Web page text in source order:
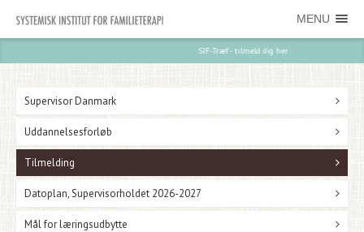
MENU
SIF-Træf - tilmeld dig her
Supervisor Danmark
Uddannelsesforløb
Tilmelding
Datoplan, Supervisorholdet 2026-2027
Mål for læringsudbytte